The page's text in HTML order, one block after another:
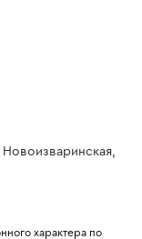
характера по